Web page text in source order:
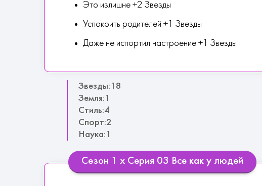
Это излишне +2 Звезды
Успокоить родителей +1 Звезды
Даже не испортил настроение +1 Звезды
Звезды:18
Земля:1
Стиль:4
Спорт:2
Наука:1
Сезон 1 х Серия 03 Все как у людей